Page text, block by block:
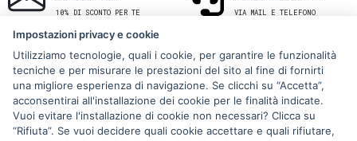
10% DI SCONTO PER TE VIA MAIL E TELEFONO
Impostazioni privacy e cookie
Utilizziamo tecnologie, quali i cookie, per garantire le funzionalità
tecniche e per misurare le prestazioni del sito al fine di fornirti
una migliore esperienza di navigazione. Se clicchi su “Accetta”,
acconsentirai all'installazione dei cookie per le finalità indicate.
Vuoi evitare l'installazione di cookie non necessari? Clicca su
“Rifiuta”. Se vuoi decidere quali cookie accettare e quali rifiutare,